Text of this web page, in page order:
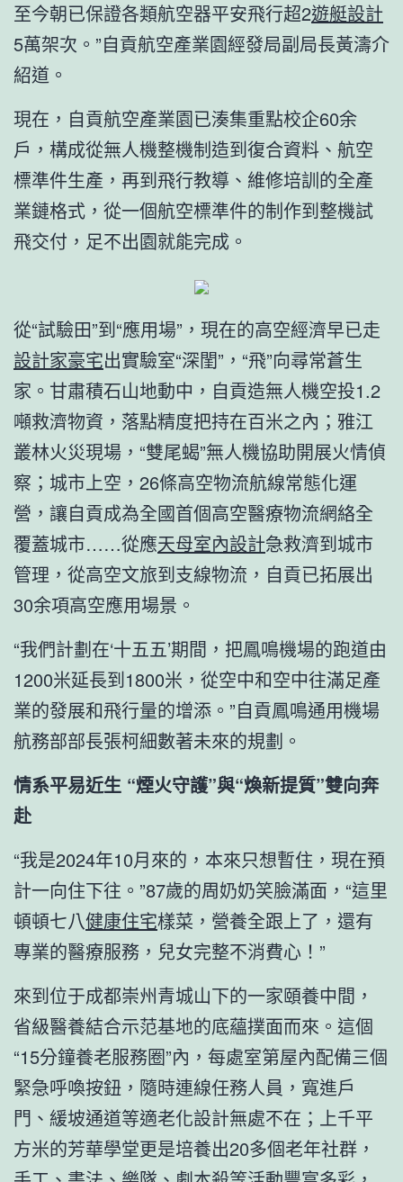
至今朝已保證各類航空器平安飛行超2遊艇設計
5萬架次。”自貢航空產業園經發局副局長黃濤介
紹道。
現在，自貢航空產業園已湊集重點校企60余
戶，構成從無人機整機制造到復合資料、航空
標準件生產，再到飛行教導、維修培訓的全產
業鏈格式，從一個航空標準件的制作到整機試
飛交付，足不出園就能完成。
從“試驗田”到“應用場”，現在的高空經濟早已走
設計家豪宅出實驗室“深閨”，“飛”向尋常蒼生
家。甘肅積石山地動中，自貢造無人機空投1.2
噸救濟物資，落點精度把持在百米之內；雅江
叢林火災現場，“雙尾蝎”無人機協助開展火情偵
察；城市上空，26條高空物流航線常態化運
營，讓自貢成為全國首個高空醫療物流網絡全
覆蓋城市……從應天母室內設計急救濟到城市
管理，從高空文旅到支線物流，自貢已拓展出
30余項高空應用場景。
“我們計劃在‘十五五’期間，把鳳鳴機場的跑道由
1200米延長到1800米，從空中和空中往滿足產
業的發展和飛行量的增添。”自貢鳳鳴通用機場
航務部部長張柯細數著未來的規劃。
情系平易近生 “煙火守護”與“煥新提質”雙向奔
赴
“我是2024年10月來的，本來只想暫住，現在預
計一向住下往。”87歲的周奶奶笑臉滿面，“這里
頓頓七八健康住宅樣菜，營養全跟上了，還有
專業的醫療服務，兒女完整不消費心！”
來到位于成都崇州青城山下的一家頤養中間，
省級醫養結合示范基地的底蘊撲面而來。這個
“15分鐘養老服務圈”內，每處室第屋內配備三個
緊急呼喚按鈕，隨時連線任務人員，寬進戶
門、緩坡通道等適老化設計無處不在；上千平
方米的芳華學堂更是培養出20多個老年社群，